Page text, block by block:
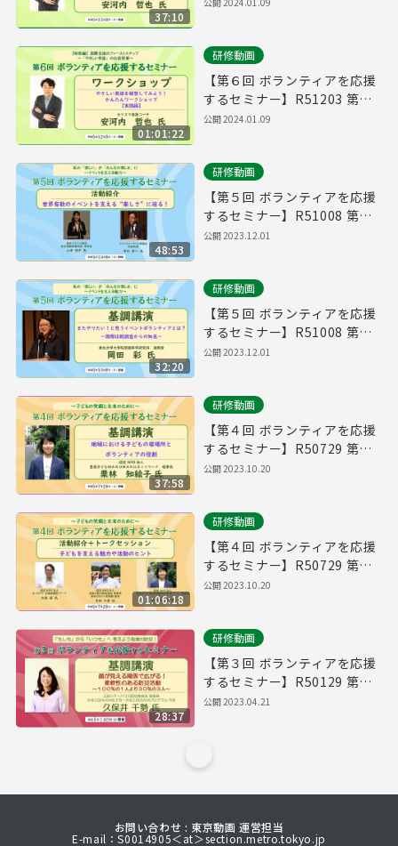
37:10
01:01:22
研修動画
【第６回 ボランティアを応援
するセミナー】R51203 第２
部 ワークショップ
公開2024.01.09
48:53
研修動画
【第５回 ボランティアを応援
するセミナー】R51008 第２
部 活動紹介
公開2023.12.01
32:20
研修動画
【第５回 ボランティアを応援
するセミナー】R51008 第１
部 基調講演
公開2023.12.01
37:58
研修動画
【第４回 ボランティアを応援
するセミナー】R50729 第１
部 基調講演
公開2023.10.20
01:06:18
研修動画
【第４回 ボランティアを応援
するセミナー】R50729 第２
部 活動紹介・トークセッショ
公開2023.10.20
28:37
研修動画
【第３回 ボランティアを応援
するセミナー】R50129 第１
部 基調講演
公開2023.04.21
お問い合わせ : 東京動画 運営担当
E-mail：S0014905＜at＞section.metro.tokyo.jp